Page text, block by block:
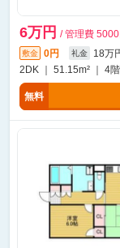
6万円 / 管理費 5000
敷金 0円 礼金
18万
2DK ｜ 51.15m² ｜ 4階
無料